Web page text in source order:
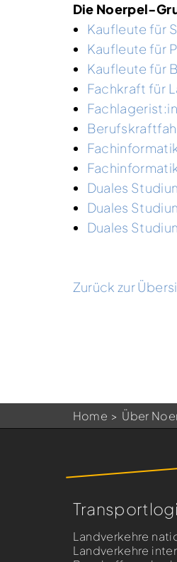
Home Über
Die Noerpel-
Kaufleute für
Kaufleute für
Kaufleute für
Fachkraft für
Fachlagerist:in
Duales
Duales
Duales
Zurück zur
Landverkehre
Landverkehre